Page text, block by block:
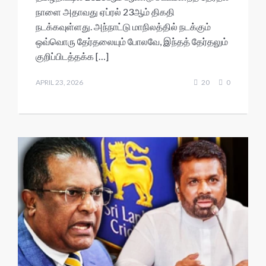
p
o
k
e
r
le
r
r
e
a
h
a
r
நாளை அதாவது ஏப்ரல் 23ஆம் திகதி
நடக்கவுள்ளது. அந்நாட்டு மாநிலத்தில் நடக்கும்
ஒவ்வொரு தேர்தலையும் போலவே, இந்தத் தேர்தலும்
குறிப்பிடத்தக்க […]
APRIL 23, 2026 20 0